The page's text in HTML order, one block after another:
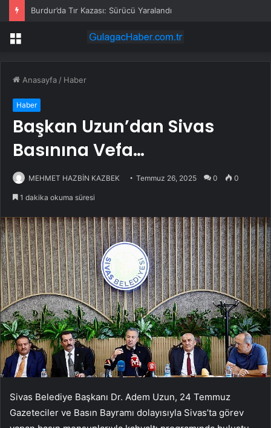
Burdur’da Tır Kazası: Sürücü Yaralandı
Menü
Anasayfa / Haber
Haber
Başkan Uzun’dan Sivas
Basınına Vefa…
MEHMET HAZBİN KAZBEK Temmuz 26, 2025 0 0
1 dakika okuma süresi
Sivas Belediye Başkanı Dr. Adem Uzun, 24 Temmuz
Gazeteciler ve Basın Bayramı dolayısıyla Sivas’ta görev